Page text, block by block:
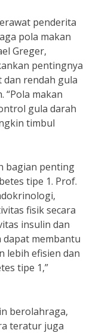
penderita
pola makan
Greger,
pentingnya
dan rendah gula
makan
gula darah
timbul
bagian penting
tipe 1. Prof.
fisik secara
insulin dan
dapat membantu
lebih efisien dan
tipe 1,”
berolahraga,
teratur juga